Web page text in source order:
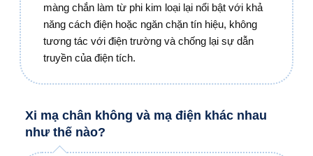
màng chắn làm từ phi kim loại lại nổi bật với khả
năng cách điện hoặc ngăn chặn tín hiệu, không
tương tác với điện trường và chống lại sự dẫn
truyền của điện tích.
Xi mạ chân không và mạ điện khác nhau
như thế nào?